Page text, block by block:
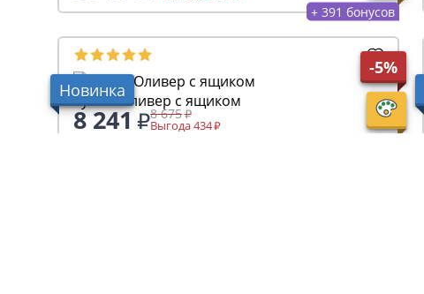
+ 391 бонусов
Новинка
-5%
Тумба Оливер с ящиком
8 241 8 675
Выгода 434